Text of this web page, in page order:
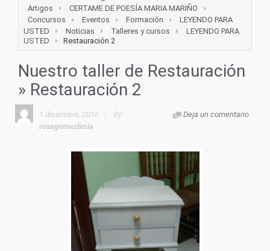
Artigos
CERTAME DE POESÍA MARIA MARIÑO
Concursos
Eventos Formación
LEYENDO PARA
USTED
Noticias Talleres y cursos
LEYENDO PARA
USTED
Restauración 2
Nuestro taller de Restauración
» Restauración 2
1 diciembre, 2016 Deja un comentario
By
rosagomezlimia